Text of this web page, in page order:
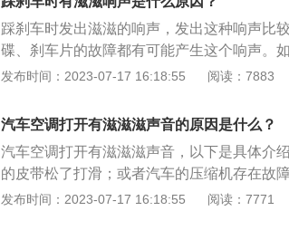
标尺拔出再检查踩油门是否会存在异响，如
增压器在工作时产生的压缩空气气流声，发
的较深的时候，发动机的噪音就越大；踩油
踩到底就会产生这种异响。
踩刹车时发出滋滋的响声，发出这种响声比
碟、刹车片的故障都有可能产生这个响声。
有拖刹，卡钳复位不良会导致碟与片长时间
抖动的原因如下：1、车身发抖：检查发动机
其他保养时是否碰掉该真空管，造成混合气
断开过蓄电池，造成发动机节气门“学习值”
现抖动现象。2、方向盘抖动：一般说来，刹
在高速踩刹车时，刹车踏板会有轻微跳动，
发布时间：2023-07-17 16:18:55 阅读：7883
汽车空调打开有滋滋滋声音的原因是什么？
汽车空调打开有滋滋滋声音，以下是具体介
的皮带松了打滑；或者汽车的压缩机存在故
在里面。如果自己不熟悉拆装步骤，最好还
发布时间：2023-07-17 16:18:55 阅读：7771